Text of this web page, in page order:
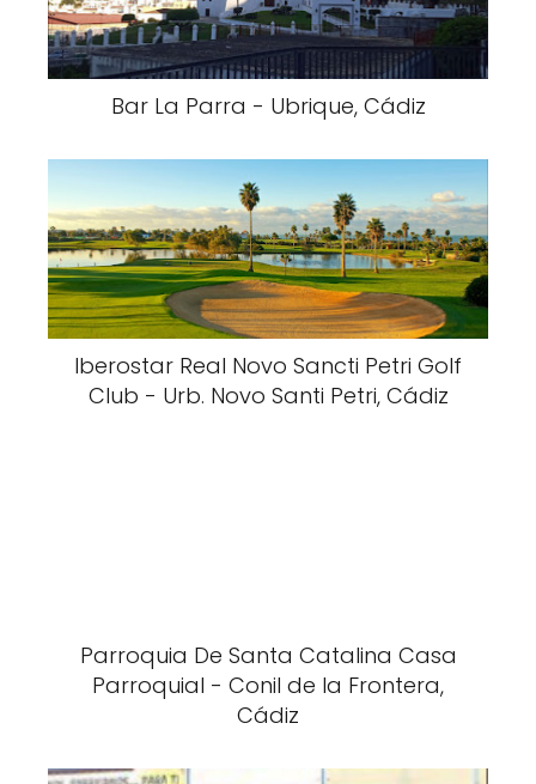
Bar La Parra - Ubrique, Cádiz
Iberostar Real Novo Sancti Petri Golf
Club - Urb. Novo Santi Petri, Cádiz
Parroquia De Santa Catalina Casa
Parroquial - Conil de la Frontera,
Cádiz